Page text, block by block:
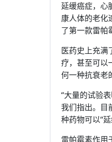
延缓癌症，心
康人体的老化
了第一款雷帕
医药史上充
疗，甚至可以
何一种抗衰老
“大量的试验
我们指出。目
种药物可以“
雷帕霉素作用